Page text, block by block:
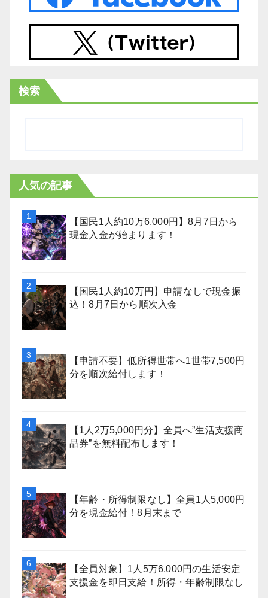
検索
人気の記事
【国民1人約10万6,000円】8月7日から
現金入金が始まります！
【国民1人約10万円】申請なしで現金振
込！8月7日から順次入金
【申請不要】低所得世帯へ1世帯7,500円
分を順次給付します！
【1人2万5,000円分】全員へ”生活支援商
品券”を無料配布します！
【年齢・所得制限なし】全員1人5,000円
分を現金給付！8月末まで
【全員対象】1人5万6,000円の生活安定
支援金を即日支給！所得・年齢制限なし